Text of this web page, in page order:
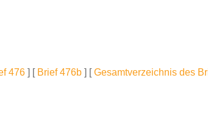
476 ] [ Brief 476b ] [Gesamtverzeichnis des